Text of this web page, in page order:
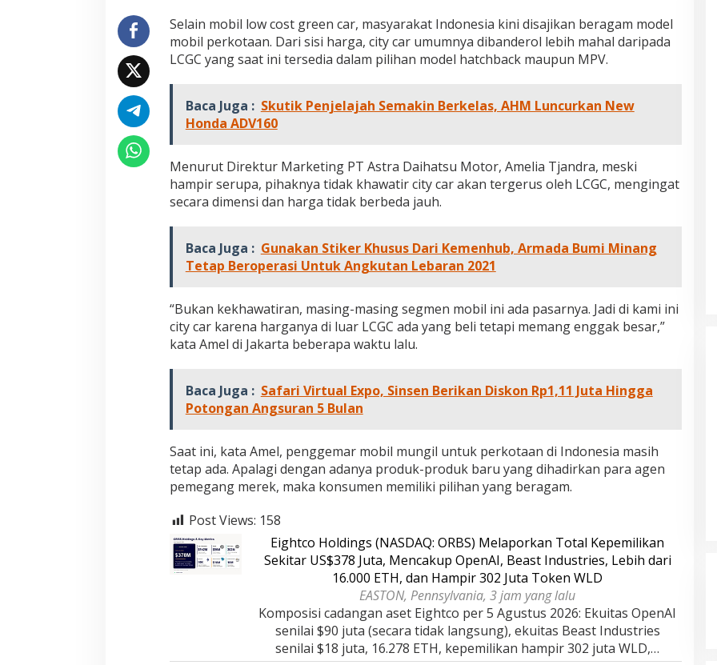
d
a
b
i
C
G
Selain mobil low cost green car, masyarakat Indonesia kini disajikan beragam model
mobil perkotaan. Dari sisi harga, city car umumnya dibanderol lebih mahal daripada
LCGC yang saat ini tersedia dalam pilihan model hatchback maupun MPV.
Baca Juga : Skutik Penjelajah Semakin Berkelas, AHM Luncurkan New
Honda ADV160
Menurut Direktur Marketing PT Astra Daihatsu Motor, Amelia Tjandra, meski
hampir serupa, pihaknya tidak khawatir city car akan tergerus oleh LCGC, mengingat
secara dimensi dan harga tidak berbeda jauh.
Baca Juga : Gunakan Stiker Khusus Dari Kemenhub, Armada Bumi Minang
Tetap Beroperasi Untuk Angkutan Lebaran 2021
“Bukan kekhawatiran, masing-masing segmen mobil ini ada pasarnya. Jadi di kami ini
city car karena harganya di luar LCGC ada yang beli tetapi memang enggak besar,”
kata Amel di Jakarta beberapa waktu lalu.
Baca Juga : Safari Virtual Expo, Sinsen Berikan Diskon Rp1,11 Juta Hingga
Potongan Angsuran 5 Bulan
Saat ini, kata Amel, penggemar mobil mungil untuk perkotaan di Indonesia masih
tetap ada. Apalagi dengan adanya produk-produk baru yang dihadirkan para agen
pemegang merek, maka konsumen memiliki pilihan yang beragam.
Post Views: 158
Eightco Holdings (NASDAQ: ORBS) Melaporkan Total Kepemilikan
Sekitar US$378 Juta, Mencakup OpenAI, Beast Industries, Lebih dari
16.000 ETH, dan Hampir 302 Juta Token WLD
EASTON, Pennsylvania, 3 jam yang lalu
Komposisi cadangan aset Eightco per 5 Agustus 2026: Ekuitas OpenAI
senilai $90 juta (secara tidak langsung), ekuitas Beast Industries
senilai $18 juta, 16.278 ETH, kepemilikan hampir 302 juta WLD,…
Jejak 69 Tahun dan Manifesto
Pembaharuan di Era Al Haris – Sani
Di DAERAH, INFORMASI, JAMBI, OPINI DAN ARTIKEL,
Kinerja Terukur dan Dampak
Nyata: Mengapa Al Haris Disebut
sebagai Salah Satu Gubernur
Paling Efektif di Indonesia Tahun
Di ADVETORIAL, DAERAH, INFORMASI, JAMBI,
NASIONAL, OPINI DAN ARTIKEL, PEMERINTAHAN,
Pelaminan Pengantin dan Baju
Adat Melayu Jambi, Refleksi